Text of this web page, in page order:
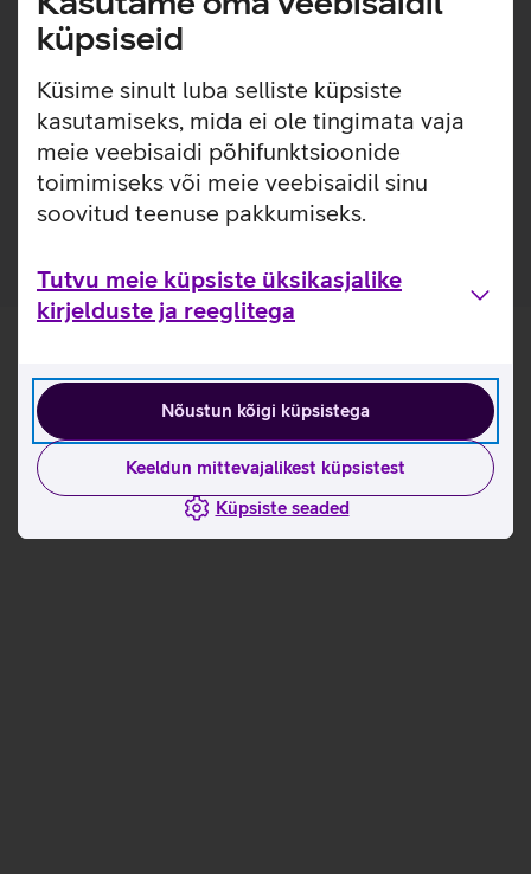
küpsiseid
Küsime sinult luba selliste küpsiste
kasutamiseks, mida ei ole tingimata vaja
meie veebisaidi põhifunktsioonide
toimimiseks või meie veebisaidil sinu
soovitud teenuse pakkumiseks.
Tutvu meie küpsiste üksikasjalike
kirjelduste ja reeglitega
Nõustun kõigi küpsistega
Keeldun mittevajalikest küpsistest
Küpsiste seaded
magnetid, mis muudavad ümbrise kinnitamise ja
eemaldamise väga lihtsaks. Ümbrisega on võimalik
eemaldamata. Lisaks saab ümbrise tagaküljele mugavalt
kinnitada ka rahatasku.
Ümbris, mis ei muuda värvi ega muutu kollaseks. 1-
aastane garantii tootja poolt.